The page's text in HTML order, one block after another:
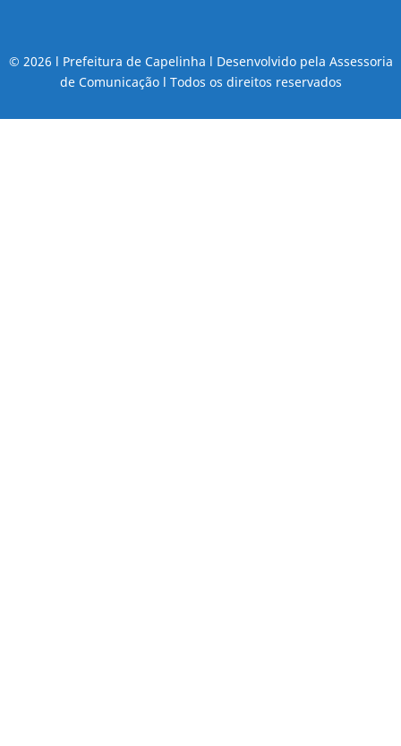
© 2026 l Prefeitura de Capelinha l Desenvolvido pela Assessoria
de Comunicação l Todos os direitos reservados